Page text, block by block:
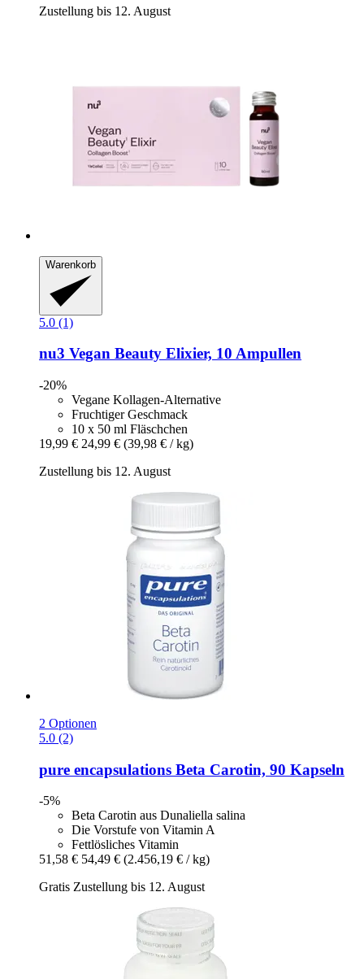
Zustellung bis 12. August
Warenkorb
5.0 (1)
nu3 Vegan Beauty Elixier, 10 Ampullen
-20%
Vegane Kollagen-Alternative
Fruchtiger Geschmack
10 x 50 ml Fläschchen
19,99 € 24,99 € (39,98 € / kg)
Zustellung bis 12. August
2 Optionen
5.0 (2)
pure encapsulations Beta Carotin, 90 Kapseln
-5%
Beta Carotin aus Dunaliella salina
Die Vorstufe von Vitamin A
Fettlösliches Vitamin
51,58 € 54,49 € (2.456,19 € / kg)
Gratis Zustellung bis 12. August